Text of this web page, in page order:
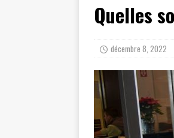
Quelles
décembre 8, 2022